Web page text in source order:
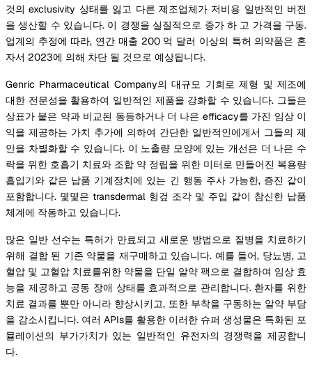
것의 exclusivity 상태를 잃고 다른 제조업체가 저비용 일반적인 버전
을 생산할 수 있습니다. 이 경쟁을 실질적으로 증가 하 고 가격을 구동.
업계의 추정에 따라, 연간 매출 200 억 달러 이상의 특허 의약품은 혼
자서 2023에 의해 차단 될 것으로 예상됩니다.
Genric Pharmaceutical Company의 대규모 기회로 제형 및 제조에
대한 전문성을 활용하여 일반적인 제품을 강화할 수 있습니다. 그들은
상표가 붙은 약과 비교된 동등하거나 더 나은 efficacy를 가진 임상 이
익을 제공하는 가치 추가에 의하여 간단한 일반적인에게서 그들의 제
안을 차별화할 수 있습니다. 이 노출량 모양에 있는 개선은 더 나은 수
락을 위한 호흡기 치료와 조합 약 정립을 위한 미터로 만들어진 복용량
흡입기와 같은 납품 기계장치에 있는 긴 행동 주사 가능한, 증진 같이
포함합니다. 몇몇은 transdermal 헝겊 조각 및 주입 같이 참신한 납품
체계에 작동하고 있습니다.
많은 일반 선수는 특허가 만료되고 새로운 방법으로 질병을 치료하기
위해 결합 된 기존 약물을 재구매하고 있습니다. 예를 들어, 당뇨병, 고
혈압 및 고혈압 치료를위한 약물을 단일 알약 팩으로 결합하여 임상 효
능을 제공하고 공동 장애 상태를 효과적으로 관리합니다. 환자를 위한
치료 결과를 뿐만 아니라 향상시키고, 또한 부착을 구동하는 알약 부담
을 감소시킵니다. 여러 APIs를 활용한 이러한 슈퍼 생성물은 특화된 포
뮬레이션의 부가가치가 있는 일반적인 유전자의 경쟁력을 제공합니
다.